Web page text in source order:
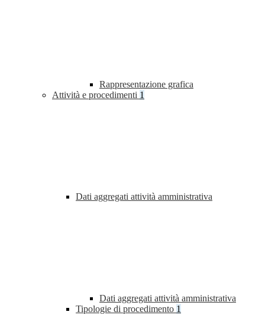
Rappresentazione grafica
Attività e procedimenti 1
Dati aggregati attività amministrativa
Dati aggregati attività amministrativa
Tipologie di procedimento 1